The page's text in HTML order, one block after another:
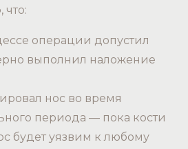
что:
операции допустил
выполнил наложение
нос во время
периода — пока кости
будет уязвим к любому